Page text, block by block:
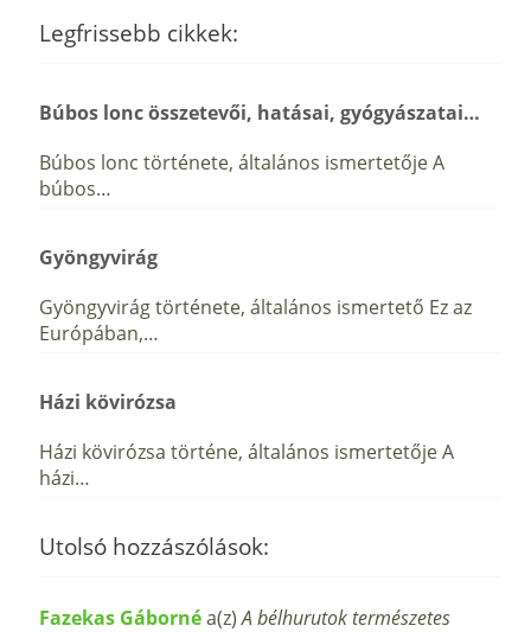
Legfrissebb cikkek:
Búbos lonc összetevői, hatásai, gyógyászatai…
Búbos lonc története, általános ismertetője A
búbos…
Gyöngyvirág
Gyöngyvirág története, általános ismertető Ez az
Európában,…
Házi kövirózsa
Házi kövirózsa történe, általános ismertetője A
házi…
Utolsó hozzászólások:
Fazekas Gábornéa(z)A bélhurutok természetes